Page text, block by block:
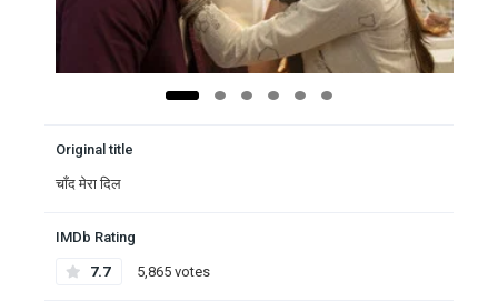
Original title
चाँद मेरा दिल
IMDb Rating
7.7 5,865 votes